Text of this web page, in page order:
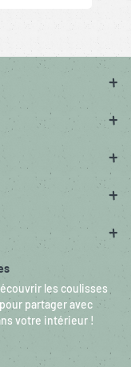
les coulisses
partager avec
votre intérieur !